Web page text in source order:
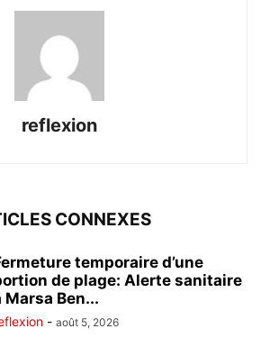
reflexion
CONNEXES
temporaire d’une
de plage: Alerte sanitaire
Marsa Ben...
- août 5, 2026